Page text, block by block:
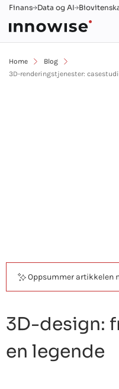
Finans Data og AI
Home
Blog
3D-renderingstjenester:
Oppsummer artikkelen
3D-design:
en legende